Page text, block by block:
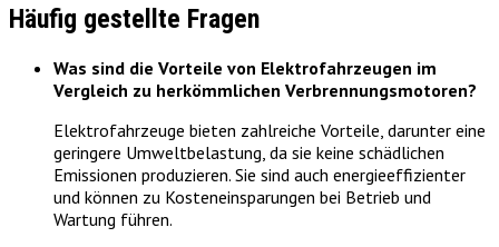
Häufig gestellte Fragen
Was sind die Vorteile von Elektrofahrzeugen im
Vergleich zu herkömmlichen Verbrennungsmotoren?
Elektrofahrzeuge bieten zahlreiche Vorteile, darunter eine
geringere Umweltbelastung, da sie keine schädlichen
Emissionen produzieren. Sie sind auch energieeffizienter
und können zu Kosteneinsparungen bei Betrieb und
Wartung führen.